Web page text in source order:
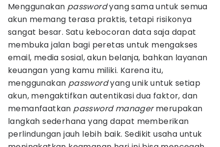
Menggunakan passwordyang sama untuk semua
akun memang terasa praktis, tetapi risikonya
sangat besar. Satu kebocoran data saja dapat
membuka jalan bagi peretas untuk mengakses
email, media sosial, akun belanja, bahkan layanan
keuangan yang kamu miliki. Karena itu,
menggunakan passwordyang unik untuk setiap
akun, mengaktifkan autentikasi dua faktor, dan
memanfaatkan password managermerupakan
langkah sederhana yang dapat memberikan
perlindungan jauh lebih baik. Sedikit usaha untuk